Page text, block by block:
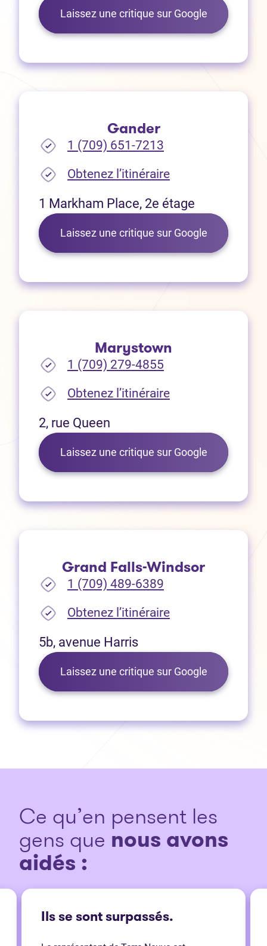
Laissez une critique sur Google(Ouvre
Gander
1 (709) 651-7213
Obtenez l’itinéraire(Ouvre dans un
1 Markham Place, 2e étage
Laissez une critique sur Google(Ouvre
Marystown
1 (709) 279-4855
Obtenez l’itinéraire(Ouvre dans un
2, rue Queen
Laissez une critique sur Google(Ouvre
Grand Falls-Windsor
1 (709) 489-6389
Obtenez l’itinéraire(Ouvre dans un
5b, avenue Harris
Laissez une critique sur Google(Ouvre
Ce qu’en pensent les
gens que nous avons
aidés :
Ils se sont surpassés.